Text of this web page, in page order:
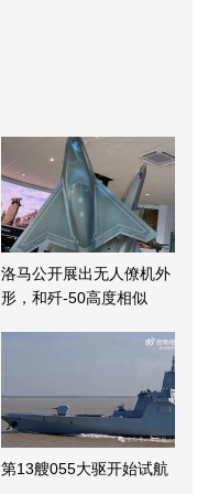
洛马公开展出无人僚机外
形，和歼-50高度相似
第13艘055大驱开始试航